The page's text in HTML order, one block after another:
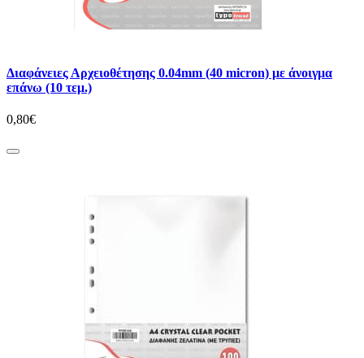
Διαφάνειες Αρχειοθέτησης 0.04mm (40 micron) με άνοιγμα
επάνω (10 τεμ.)
0,80€